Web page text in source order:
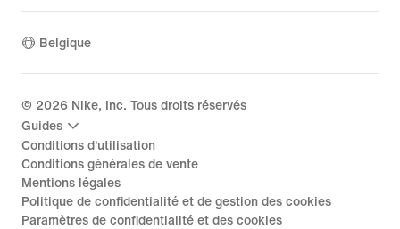
Belgique
© 2026 Nike, Inc. Tous droits réservés
Guides
Conditions d'utilisation
Conditions générales de vente
Mentions légales
Politique de confidentialité et de gestion des cookies
Paramètres de confidentialité et des cookies